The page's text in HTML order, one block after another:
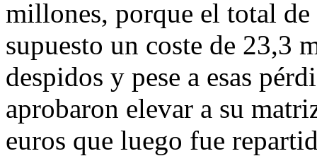
millones, porque el total
supuesto un coste de 23,3
despidos y pese a esas
aprobaron elevar a su
euros que luego fue